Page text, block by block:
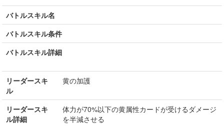
バトルスキル名
バトルスキル条件
バトルスキル詳細
リーダースキ
ル
黄の加護
リーダースキ
ル詳細
体力が70%以下の黄属性カードが受けるダメージ
を半減させる